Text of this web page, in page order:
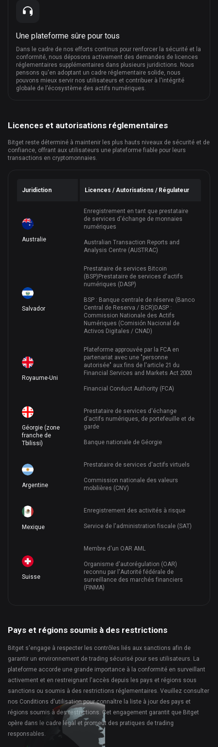
Une plateforme sûre pour tous
Dans le cadre de nos efforts continus pour renforcer la sécurité et la
conformité, nous déposons activement des demandes de licences
réglementaires supplémentaires dans plusieurs juridictions. Nous
pensons qu'en adoptant un cadre réglementaire solide, nous
pouvons mieux servir nos utilisateurs et contribuer à l'intégrité
globale de l’écosystème des actifs numériques.
Licences et autorisations réglementaires
Bitget reste déterminé à maintenir les plus hauts niveaux de sécurité et de
confiance, offrant aux utilisateurs une plateforme fiable pour leurs
transactions en cryptomonnaies.
Juridiction Licences / Autorisations / Régulateur
Australie
Enregistrement en tant que prestataire
de services d'échange de monnaies
numériques
Australian Transaction Reports and
Analysis Centre (AUSTRAC)
Salvador
Prestataire de services Bitcoin
(BSP) Prestataire de services d'actifs
numériques (DASP)
BSP : Banque centrale de réserve (Banco
Central de Reserva / BCR) DASP :
Commission Nationale des Actifs
Numériques (Comisión Nacional de
Activos Digitales / CNAD)
Royaume-Uni
Plateforme approuvée par la FCA en
partenariat avec une "personne
autorisée" aux fins de l'article 21 du
Financial Services and Markets Act 2000
Financial Conduct Authority (FCA)
Géorgie (zone
franche de
Tbilissi)
Prestataire de services d'échange
d'actifs numériques, de portefeuille et de
garde
Banque nationale de Géorgie
Argentine
Prestataire de services d'actifs virtuels
Commission nationale des valeurs
mobilières (CNV)
Mexique
Enregistrement des activités à risque
Service de l'administration fiscale (SAT)
Suisse
Membre d'un OAR AML
Organisme d'autorégulation (OAR)
reconnu par l'Autorité fédérale de
surveillance des marchés financiers
(FINMA)
Pays et régions soumis à des restrictions
Bitget s'engage à respecter les contrôles liés aux sanctions afin de
garantir un environnement de trading sécurisé pour ses utilisateurs. La
plateforme accorde une grande importance à la conformité en surveillant
activement et en restreignant l'accès depuis les pays et régions sous
sanctions ou soumis à des restrictions réglementaires. Veuillez consulter
nos Conditions d'utilisation pour connaître la liste à jour des pays et
régions soumis à des restrictions. Cet engagement garantit que Bitget
opère dans le cadre légal et promeut des pratiques de trading
responsables.